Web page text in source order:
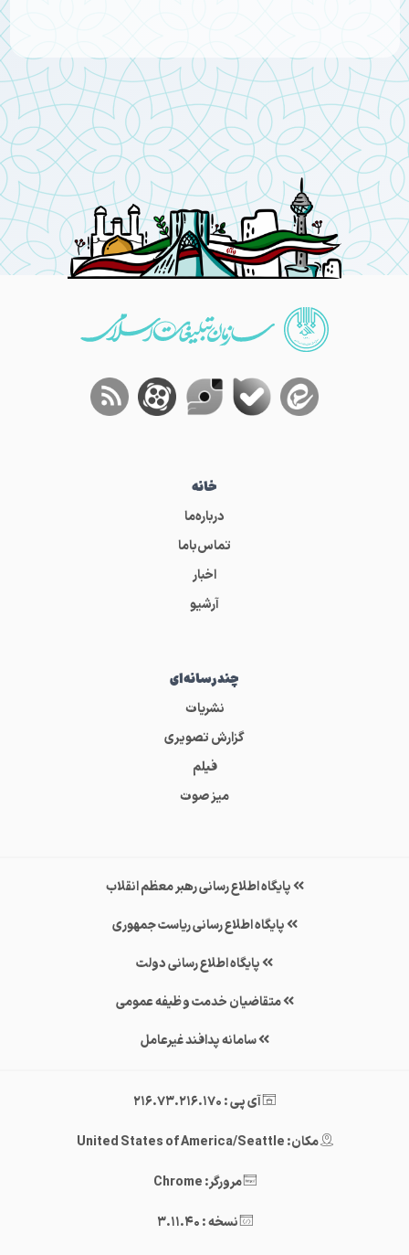
خانه
درباره‌ما
تماس‌باما
اخبار
آرشیو
چندرسانه‌ای
نشریات
گزارش تصویری
فیلم
میز صوت
پایگاه اطلاع رسانی رهبر معظم انقلاب
پایگاه اطلاع رسانی ریاست جمهوری
پایگاه اطلاع رسانی دولت
متقاضیان خدمت وظیفه عمومی
سامانه پدافند غیرعامل
آی پی : 216.73.216.170
مکان: United States of America/Seattle
مرورگر: Chrome
نسخه : 3.11.40